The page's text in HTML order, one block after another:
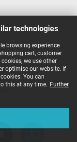
technologies
browsing experience
cart, customer
we use other
optimise our website. If
You can
this at any time. Further